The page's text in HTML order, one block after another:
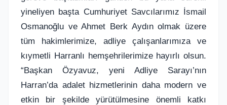
yineliyen başta Cumhuriyet Savcılarımız İsmail
Osmanoğlu ve Ahmet Berk Aydın olmak üzere
tüm hakimlerimize, adliye çalışanlarımıza ve
kıymetli Harranlı hemşehrilerimize hayırlı olsun.
“Başkan Özyavuz, yeni Adliye Sarayı’nın
Harran’da adalet hizmetlerinin daha modern ve
etkin bir şekilde yürütülmesine önemli katkı